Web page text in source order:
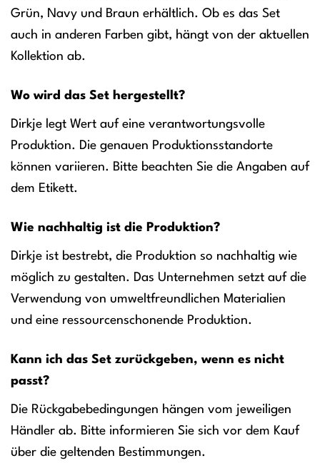
Grün, Navy und Braun erhältlich. Ob es das Set
auch in anderen Farben gibt, hängt von der aktuellen
Kollektion ab.
Wo wird das Set hergestellt?
Dirkje legt Wert auf eine verantwortungsvolle
Produktion. Die genauen Produktionsstandorte
können variieren. Bitte beachten Sie die Angaben auf
dem Etikett.
Wie nachhaltig ist die Produktion?
Dirkje ist bestrebt, die Produktion so nachhaltig wie
möglich zu gestalten. Das Unternehmen setzt auf die
Verwendung von umweltfreundlichen Materialien
und eine ressourcenschonende Produktion.
Kann ich das Set zurückgeben, wenn es nicht
passt?
Die Rückgabebedingungen hängen vom jeweiligen
Händler ab. Bitte informieren Sie sich vor dem Kauf
über die geltenden Bestimmungen.